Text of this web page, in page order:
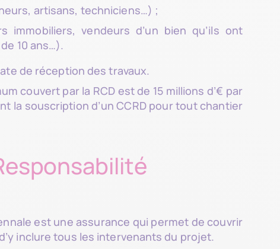
artisans, techniciens…) ;
vendeurs d’un bien qu’ils ont
10 ans…).
de réception des travaux.
couvert par la RCD est de 15 millions d’€ par
la souscription d’un CCRD pour tout chantier
est une assurance qui permet de couvrir
inclure tous les intervenants du projet.